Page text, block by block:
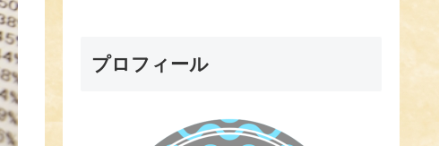
プロフィール